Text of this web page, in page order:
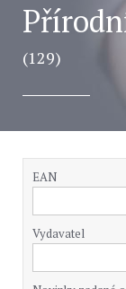
(129)
EAN
Vydavatel